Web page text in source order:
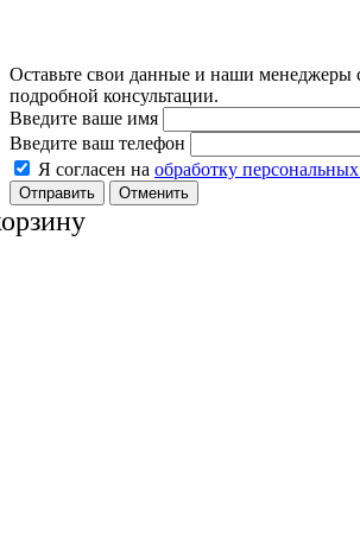
Оставьте свои данные и наши менеджеры
подробной консультации.
Введите ваше имя
Введите ваш телефон
Я согласен на обработку
Отменить